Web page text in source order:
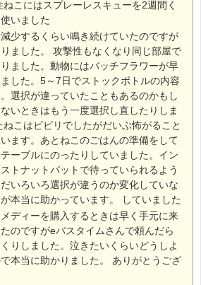
こにはスプレーレスキューを2週間く
いました
少するくらい鳴き続けていたのですが
ました。 攻撃性もなくなり同じ部屋で
ました。動物にはバッチフラワーが早
した。5～7日でストックボトルの内容
選択が違っていたこともあるのかもし
いときはもう一度選択し直したりしま
ねこはビビリでしたがだいぶ怖がること
ます。あとねこのごはんの準備をして
ーブルにのったりしていました。イン
トナットバットで待っていられるよう
いろいろ選択が違うのか変化していな
本当に助かっています。 していました
ディーを購入するときは早く手元に来
のですがeバスタイムさんで頼んだら
りしました。泣きたいくらいどうしよ
本当に助かりました。 ありがとうござ